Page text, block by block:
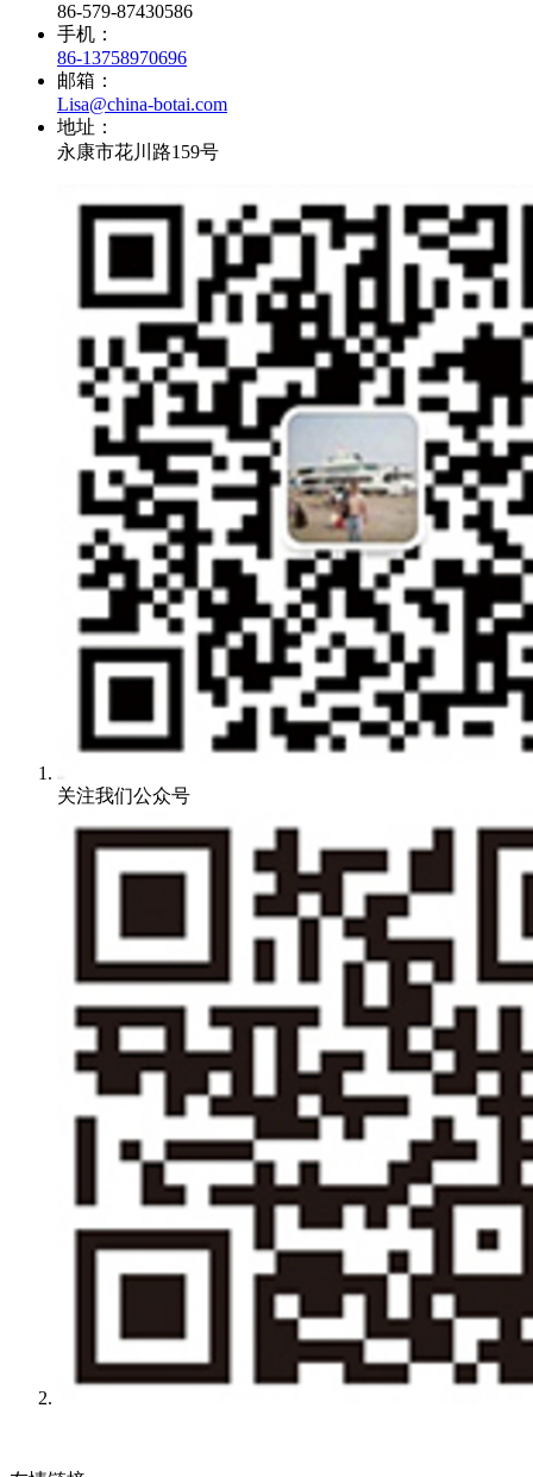
86-579-87430586
手机：
86-13758970696
邮箱：
Lisa@china-botai.com
地址：
永康市花川路159号
关注我们公众号